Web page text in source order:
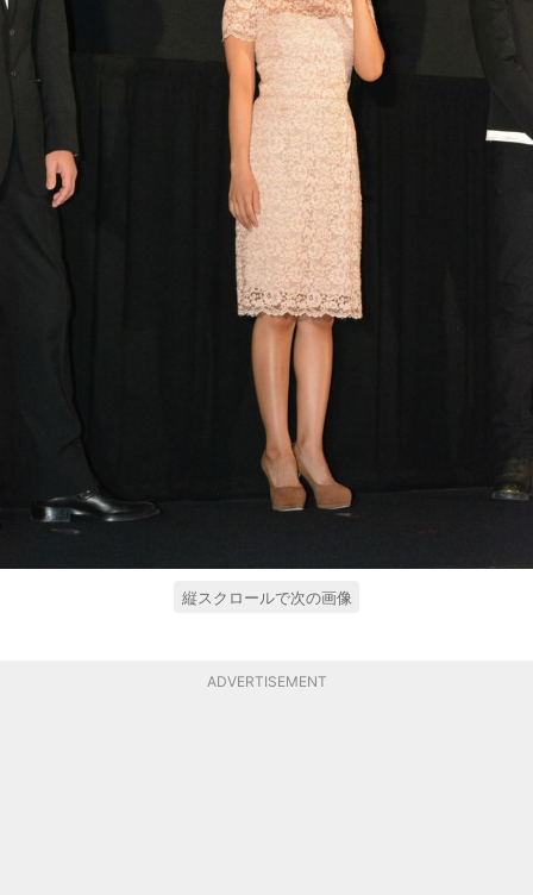
縦スクロールで次の画像
ADVERTISEMENT